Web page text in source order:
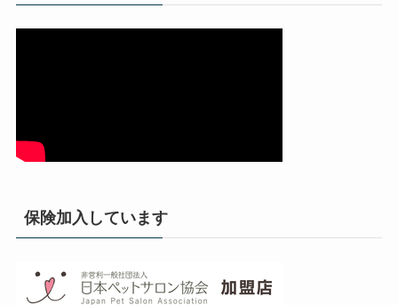
保険加入しています